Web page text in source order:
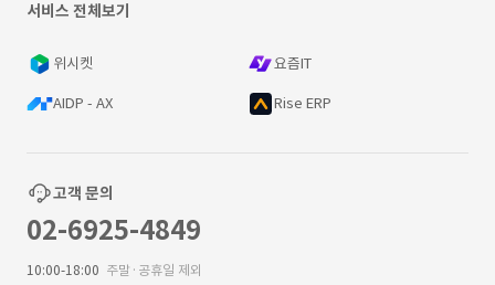
서비스 전체보기
위시켓 요즘IT
AIDP - AX Rise ERP
고객 문의
02-6925-4849
10:00-18:00 주말·공휴일 제외